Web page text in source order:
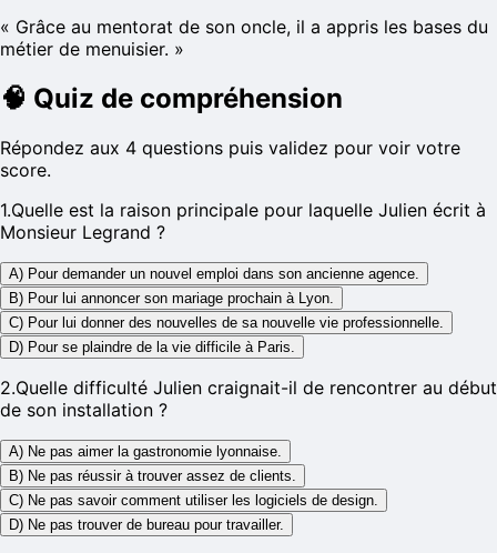
« Grâce au mentorat de son oncle, il a appris les bases du
métier de menuisier. »
🧠 Quiz de compréhension
Répondez aux 4 questions puis validez pour voir votre
score.
1.Quelle est la raison principale pour laquelle Julien écrit à
Monsieur Legrand ?
A) Pour demander un nouvel emploi dans son ancienne agence.
B) Pour lui annoncer son mariage prochain à Lyon.
C) Pour lui donner des nouvelles de sa nouvelle vie professionnelle.
D) Pour se plaindre de la vie difficile à Paris.
2.Quelle difficulté Julien craignait-il de rencontrer au début
de son installation ?
A) Ne pas aimer la gastronomie lyonnaise.
B) Ne pas réussir à trouver assez de clients.
C) Ne pas savoir comment utiliser les logiciels de design.
D) Ne pas trouver de bureau pour travailler.